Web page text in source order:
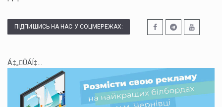
ПІДПИШИСЬ НА НАС У СОЦМЕРЕЖАХ:
Á‡„ÛÁÍ‡...